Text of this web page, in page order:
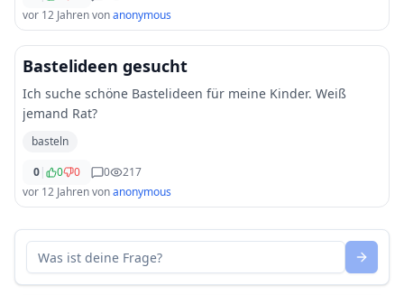
vor 12 Jahrenvonanonymous
Bastelideen gesucht
Ich suche schöne Bastelideen für meine Kinder. Weiß
jemand Rat?
basteln
0| 0 0 0
217
vor 12 Jahrenvonanonymous